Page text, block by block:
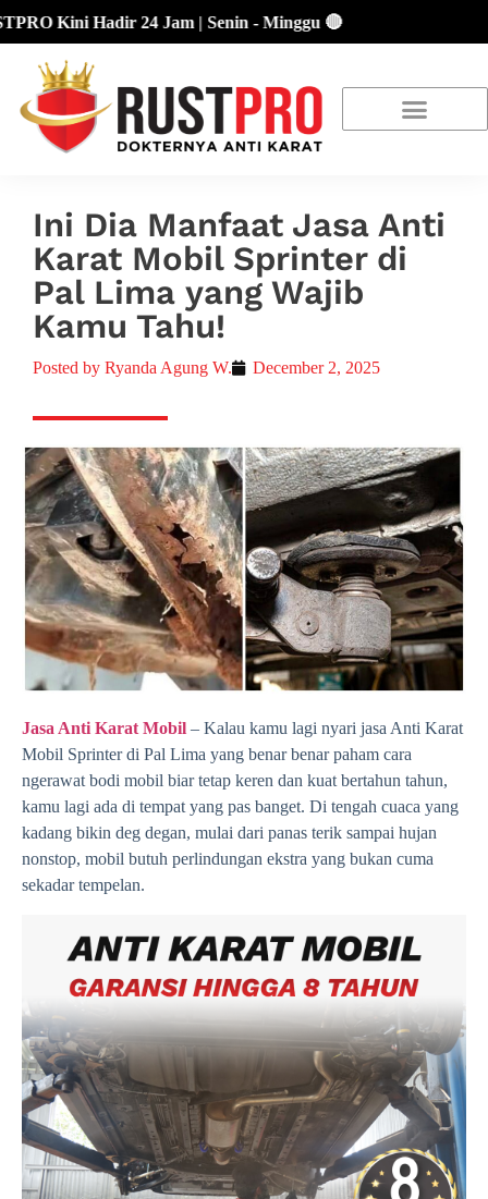
Kini Hadir 24 Jam | Senin - Minggu 🔴
Ini Dia Manfaat Jasa Anti
Karat Mobil Sprinter di
Pal Lima yang Wajib
Kamu Tahu!
Posted by Ryanda Agung W. December 2, 2025
Jasa Anti Karat Mobil – Kalau kamu lagi nyari jasa Anti Karat
Mobil Sprinter di Pal Lima yang benar benar paham cara
ngerawat bodi mobil biar tetap keren dan kuat bertahun tahun,
kamu lagi ada di tempat yang pas banget. Di tengah cuaca yang
kadang bikin deg degan, mulai dari panas terik sampai hujan
nonstop, mobil butuh perlindungan ekstra yang bukan cuma
sekadar tempelan.